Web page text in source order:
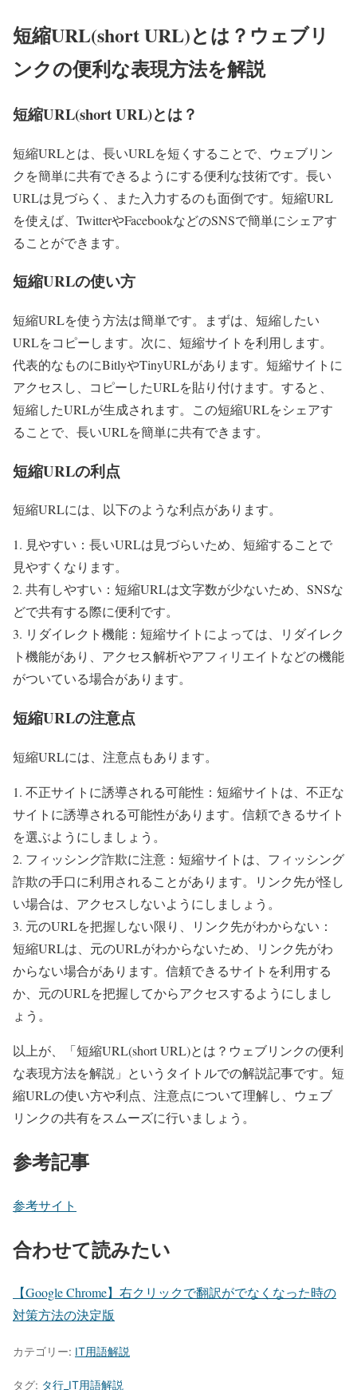
短縮URL(short URL)とは？ウェブリ
ンクの便利な表現方法を解説
短縮URL(short URL)とは？
短縮URLとは、長いURLを短くすることで、ウェブリン
クを簡単に共有できるようにする便利な技術です。長い
URLは見づらく、また入力するのも面倒です。短縮URL
を使えば、TwitterやFacebookなどのSNSで簡単にシェアす
ることができます。
短縮URLの使い方
短縮URLを使う方法は簡単です。まずは、短縮したい
URLをコピーします。次に、短縮サイトを利用します。
代表的なものにBitlyやTinyURLがあります。短縮サイトに
アクセスし、コピーしたURLを貼り付けます。すると、
短縮したURLが生成されます。この短縮URLをシェアす
ることで、長いURLを簡単に共有できます。
短縮URLの利点
短縮URLには、以下のような利点があります。
1. 見やすい：長いURLは見づらいため、短縮することで
見やすくなります。
2. 共有しやすい：短縮URLは文字数が少ないため、SNSな
どで共有する際に便利です。
3. リダイレクト機能：短縮サイトによっては、リダイレク
ト機能があり、アクセス解析やアフィリエイトなどの機能
がついている場合があります。
短縮URLの注意点
短縮URLには、注意点もあります。
1. 不正サイトに誘導される可能性：短縮サイトは、不正な
サイトに誘導される可能性があります。信頼できるサイト
を選ぶようにしましょう。
2. フィッシング詐欺に注意：短縮サイトは、フィッシング
詐欺の手口に利用されることがあります。リンク先が怪し
い場合は、アクセスしないようにしましょう。
3. 元のURLを把握しない限り、リンク先がわからない：
短縮URLは、元のURLがわからないため、リンク先がわ
からない場合があります。信頼できるサイトを利用する
か、元のURLを把握してからアクセスするようにしまし
ょう。
以上が、「短縮URL(short URL)とは？ウェブリンクの便利
な表現方法を解説」というタイトルでの解説記事です。短
縮URLの使い方や利点、注意点について理解し、ウェブ
リンクの共有をスムーズに行いましょう。
参考記事
参考サイト
合わせて読みたい
【Google Chrome】右クリックで翻訳がでなくなった時の
対策方法の決定版
カテゴリー: IT用語解説
タグ: タ行_IT用語解説